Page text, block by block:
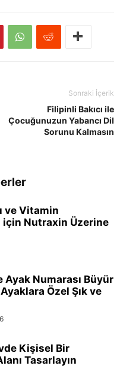
Sonraki İçerik
Filipinli Bakıcı ile
Çocuğunuzun Yabancı Dil
Sorunu Kalmasın
ve Vitamin
için Nutraxin Üzerine
Ayak Numarası Büyür
Özel Şık ve
Kişisel Bir
Tasarlayın